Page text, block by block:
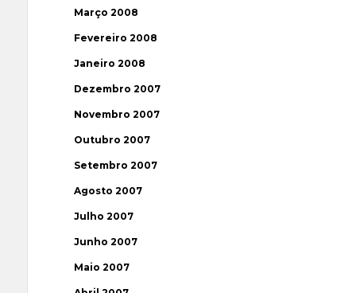
Março 2008
Fevereiro 2008
Janeiro 2008
Dezembro 2007
Novembro 2007
Outubro 2007
Setembro 2007
Agosto 2007
Julho 2007
Junho 2007
Maio 2007